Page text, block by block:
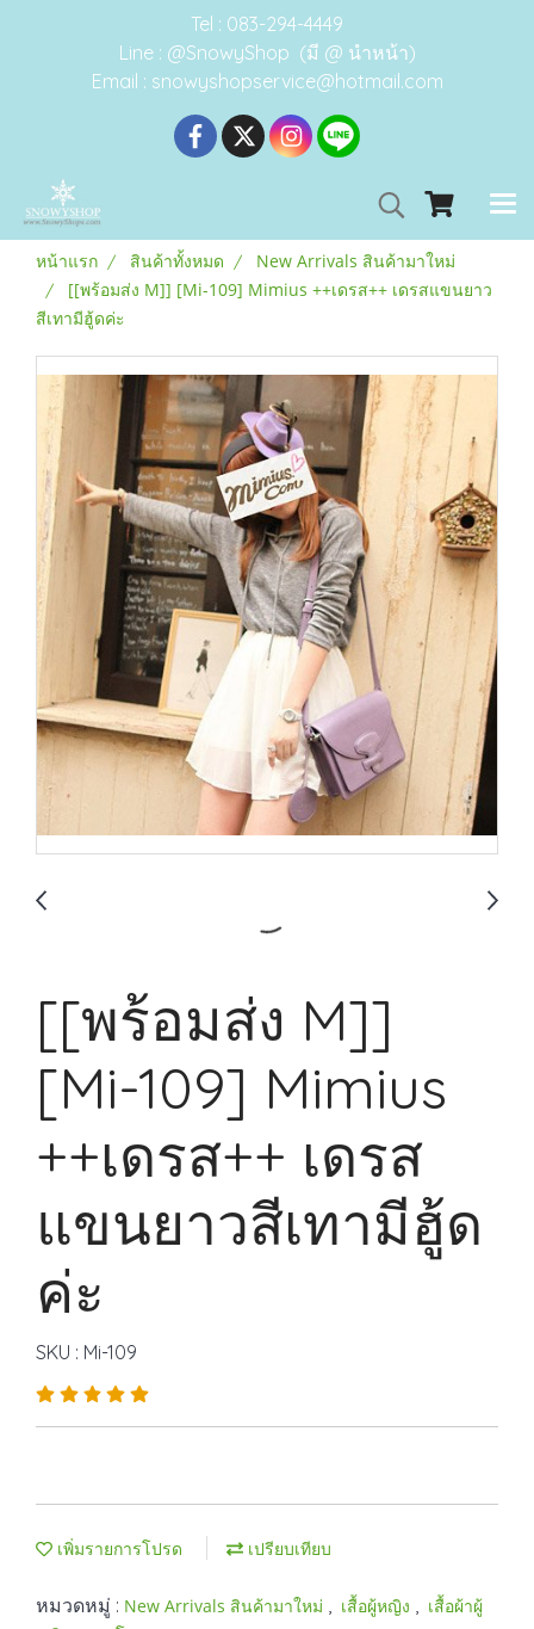
Tel : 083-294-4449
Line : @SnowyShop (มี @ นำหน้า)
Email : snowyshopservice@hotmail.com
หน้าแรก สินค้าทั้งหมด
New Arrivals สินค้ามาใหม่
[[พร้อมส่ง M]] [Mi-109] Mimius ++เดรส++ เดรสแขนยาว
สีเทามีฮู้ดค่ะ
[[พร้อมส่ง M]]
[Mi-109] Mimius
++เดรส++ เดรส
แขนยาวสีเทามีฮู้ด
ค่ะ
SKU : Mi-109
เพิ่มรายการโปรด เปรียบเทียบ
หมวดหมู่ : New Arrivals สินค้ามาใหม่ , เสื้อผู้หญิง , เสื้อผ้าผู้